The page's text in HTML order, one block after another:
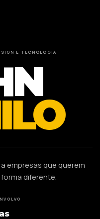
E TECNOLOGIA
empresas que querem
diferente.